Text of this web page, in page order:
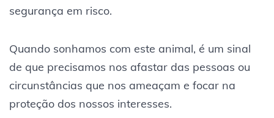
segurança em risco.
Quando sonhamos com este animal, é um sinal
de que precisamos nos afastar das pessoas ou
circunstâncias que nos ameaçam e focar na
proteção dos nossos interesses.